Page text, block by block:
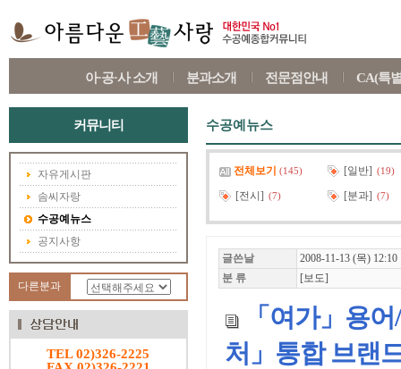
아·공·사 소개 분과소개 전문점안내 CA(특
커뮤니티
자유게시판
솜씨자랑
수공예뉴스
공지사항
다른분과
TEL 02)326-2225
수공예뉴스
전체보기 (145) [일반] (19)
[전시] (7) [분과] (7)
글쓴날
2008-11-13 (목) 12:10
분 류
[보도]
「여가」용
처」통합 브랜